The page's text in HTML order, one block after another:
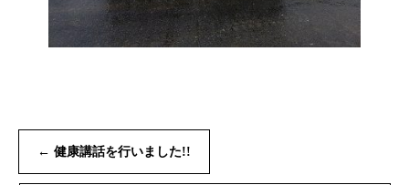
← 健康講話を行いました!!